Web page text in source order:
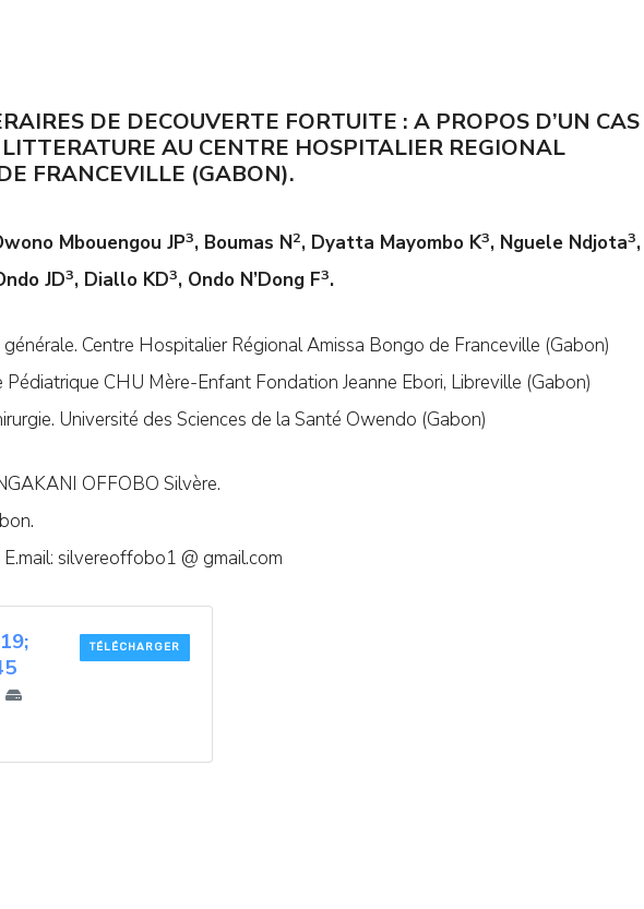
DE DECOUVERTE FORTUITE : A PROPOS D’UN CAS
AU CENTRE HOSPITALIER REGIONAL
FRANCEVILLE (GABON).
Mbouengou JP3, Boumas N2, Dyatta Mayombo K3, Nguele Ndjota3,
JD3, Diallo KD3, Ondo N’Dong F3.
Centre Hospitalier Régional Amissa Bongo de Franceville (Gabon)
Pédiatrique CHU Mère-Enfant Fondation Jeanne Ebori, Libreville (Gabon)
Université des Sciences de la Santé Owendo (Gabon)
OFFOBO Silvère.
silvereoffobo1 @ gmail.com
TÉLÉCHARGER